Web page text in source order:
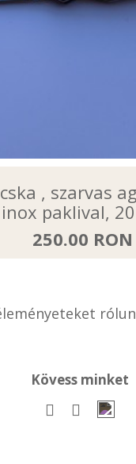
, szarvas
inox paklival,
250.00 RON
Kövess minket